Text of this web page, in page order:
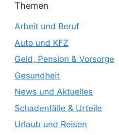
Themen
Arbeit und Beruf
Auto und KFZ
Geld, Pension & Vorsorge
Gesundheit
News und Aktuelles
Schadenfälle & Urteile
Urlaub und Reisen